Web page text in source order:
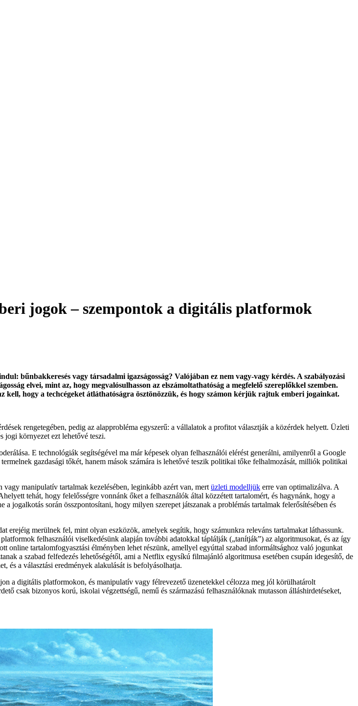
jogok – szempontok a digitális platformok
bűnbakkeresés vagy társadalmi igazságosság? Valójában ez nem vagy-vagy kérdés. A szabályozási
elvei, mint az, hogy megvalósulhasson az elszámoltathatóság a megfelelő szereplőkkel szemben.
hogy a techcégeket átláthatóságra ösztönözzük, és hogy számon kérjük rajtuk emberi jogainkat.
rengetegében, pedig az alapprobléma egyszerű: a vállalatok a profitot választják a közérdek helyett. Üzleti
jogi környezet ezt lehetővé teszi.
E technológiák segítségével ma már képesek olyan felhasználói elérést generálni, amilyenről a Google
gazdasági tőkét, hanem mások számára is lehetővé teszik politikai tőke felhalmozását, milliók politikai
manipulatív tartalmak kezelésében, leginkább azért van, mert üzleti modelljük erre van optimalizálva. A
tehát, hogy felelősségre vonnánk őket a felhasználók által közzétett tartalomért, és hagynánk, hogy a
jogalkotás során összpontosítani, hogy milyen szerepet játszanak a problémás tartalmak felerősítésében és
merülnek fel, mint olyan eszközök, amelyek segítik, hogy számunkra releváns tartalmakat láthassunk.
felhasználói viselkedésünk alapján további adatokkal táplálják („tanítják”) az algoritmusokat, és az így
online tartalomfogyasztási élményben lehet részünk, amellyel egyúttal szabad informáltsághoz való jogunkat
a szabad felfedezés lehetőségétől, ami a Netflix egysíkú filmajánló algoritmusa esetében csupán idegesítő, de
és a választási eredmények alakulását is befolyásolhatja.
a digitális platformokon, és manipulatív vagy félrevezető üzenetekkel célozza meg jól körülhatárolt
csak bizonyos korú, iskolai végzettségű, nemű és származású felhasználóknak mutasson álláshirdetéseket,